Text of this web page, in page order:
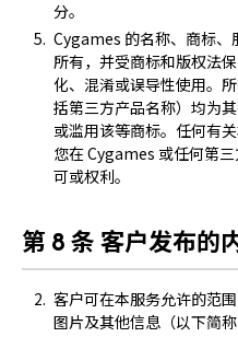
分。
Cygames 的名称、商标
所有，并受商标和版权法
化、混淆或误导性使用。
括第三方产品名称）均为
或滥用该等商标。任何有
您在 Cygames 或任何第
可或权利。
第 8 条 客户发布的
客户可在本服务允许的范
图片及其他信息（以下简